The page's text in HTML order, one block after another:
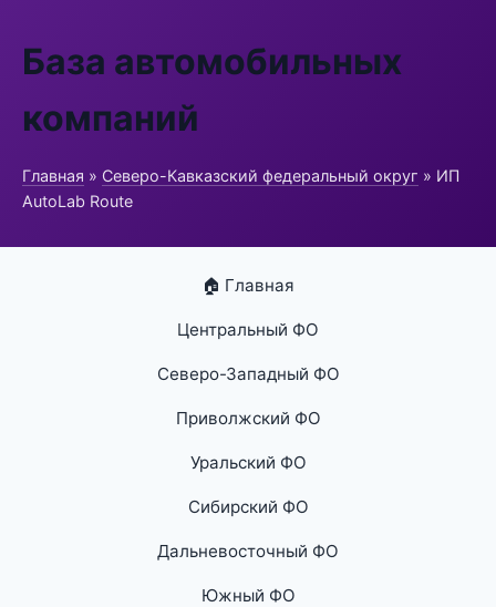
База автомобильных
компаний
Главная » Северо-Кавказский федеральный округ » ИП
AutoLab Route
🏠 Главная
Центральный ФО
Северо-Западный ФО
Приволжский ФО
Уральский ФО
Сибирский ФО
Дальневосточный ФО
Южный ФО